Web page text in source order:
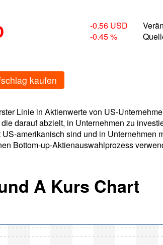
-0.56 USD
-0.45 %
kaufen
Linie in Aktienwerte von US-
darauf abzielt, in Unternehmen zu
amerikanisch sind und in
Bottom-up-Aktienauswahlprozess
A Kurs Chart